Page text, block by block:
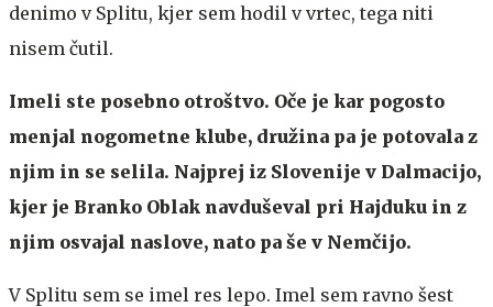
denimo v Splitu, kjer sem hodil v vrtec, tega niti
nisem čutil.
Imeli ste posebno otroštvo. Oče je kar pogosto
menjal nogometne klube, družina pa je potovala z
njim in se selila. Najprej iz Slovenije v Dalmacijo,
kjer je Branko Oblak navduševal pri Hajduku in z
njim osvajal naslove, nato pa še v Nemčijo.
V Splitu sem se imel res lepo. Imel sem ravno šest